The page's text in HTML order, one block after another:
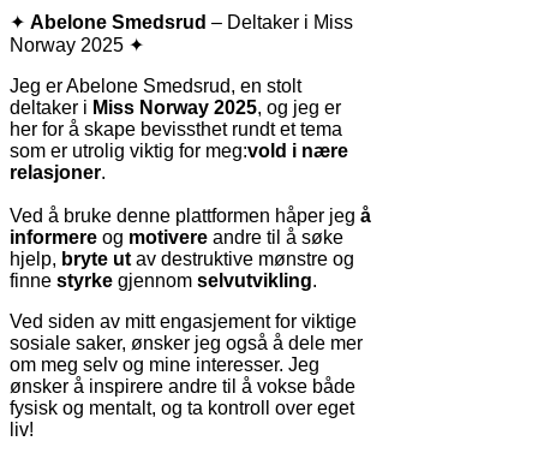
✦ Abelone Smedsrud – Deltaker i Miss
Norway 2025 ✦
Jeg er Abelone Smedsrud, en stolt
deltaker i Miss Norway 2025, og jeg er
her for å skape bevissthet rundt et tema
som er utrolig viktig for meg:vold i nære
relasjoner.
Ved å bruke denne plattformen håper jeg å
informere og motivere andre til å søke
hjelp, bryte ut av destruktive mønstre og
finne styrke gjennom selvutvikling.
Ved siden av mitt engasjement for viktige
sosiale saker, ønsker jeg også å dele mer
om meg selv og mine interesser. Jeg
ønsker å inspirere andre til å vokse både
fysisk og mentalt, og ta kontroll over eget
liv!